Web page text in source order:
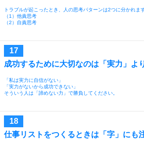
トラブルが起こったとき、人の思考パターンは2つに分かれます
（1）他責思考
（2）自責思考
成功するために大切なのは「実力」よ
「私は実力に自信がない」
「実力がないから成功できない」
そういう人は「諦めない力」で勝負してください。
仕事リストをつくるときは「字」にも